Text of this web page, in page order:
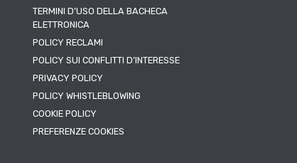
TERMINI D’USO DELLA BACHECA
ELETTRONICA
POLICY RECLAMI
POLICY SUI CONFLITTI D’INTERESSE
PRIVACY POLICY
POLICY WHISTLEBLOWING
COOKIE POLICY
PREFERENZE COOKIES